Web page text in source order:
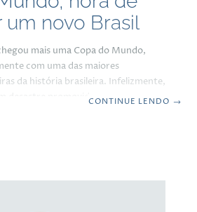
um novo Brasil
mais uma Copa do Mundo,
com uma das maiores
da história brasileira. Infelizmente,
desastre promovido pelo PT, coisa
CONTINUE LENDO →